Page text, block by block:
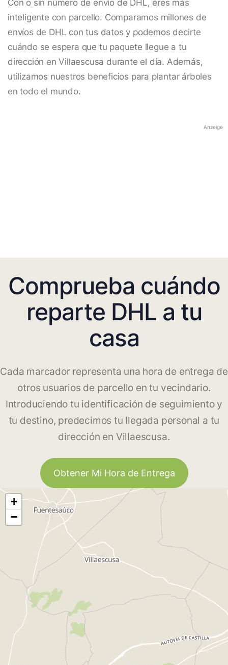
Con o sin número de envío de DHL, eres más
inteligente con parcello. Comparamos millones de
envíos de DHL con tus datos y podemos decirte
cuándo se espera que tu paquete llegue a tu
dirección en Villaescusa durante el día. Además,
utilizamos nuestros beneficios para plantar árboles
en todo el mundo.
Anzeige
Comprueba cuándo
reparte DHL a tu
casa
Cada marcador representa una hora de entrega de
otros usuarios de parcello en tu vecindario.
Introduciendo tu identificación de seguimiento y
tu destino, predecimos tu llegada personal a tu
dirección en Villaescusa.
Obtener Mi Hora de Entrega
+
−